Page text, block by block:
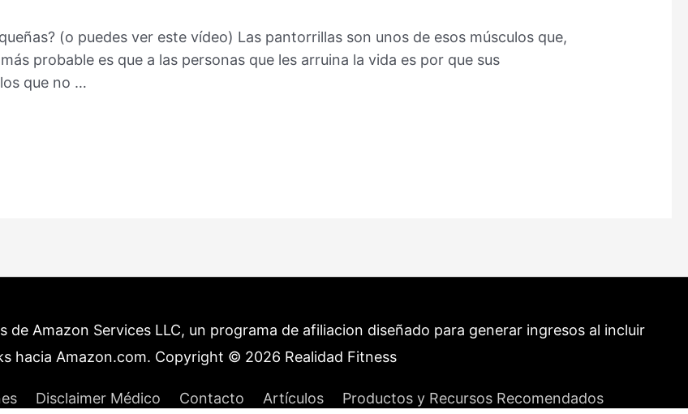
(o puedes ver este vídeo) Las pantorrillas son unos de esos músculos que,
probable es que a las personas que les arruina la vida es por que sus
que no …
Amazon Services LLC, un programa de afiliacion diseñado para generar ingresos al incluir
hacia Amazon.com. Copyright © 2026 Realidad Fitness
Disclaimer Médico Contacto Artículos Productos y Recursos Recomendados